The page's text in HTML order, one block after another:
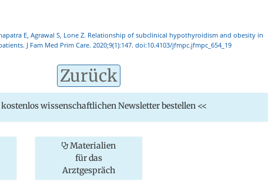
E, Agrawal S, Lone Z. Relationship of subclinical hypothyroidism and obesity in
J Fam Med Prim Care. 2020;9(1):147. doi:10.4103/jfmpc.jfmpc_654_19
Zurück
kostenlos wissenschaftlichen Newsletter bestellen <<
Materialien
für das
Arztgespräch